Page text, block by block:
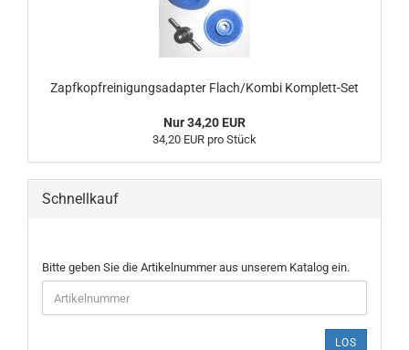
Zapfkopfreinigungsadapter Flach/Kombi Komplett-Set
Nur 34,20 EUR
34,20 EUR pro Stück
Schnellkauf
BITTE
GEBEN
SIE
DIE
Bitte geben Sie die Artikelnummer aus unserem Katalog ein.
LOS